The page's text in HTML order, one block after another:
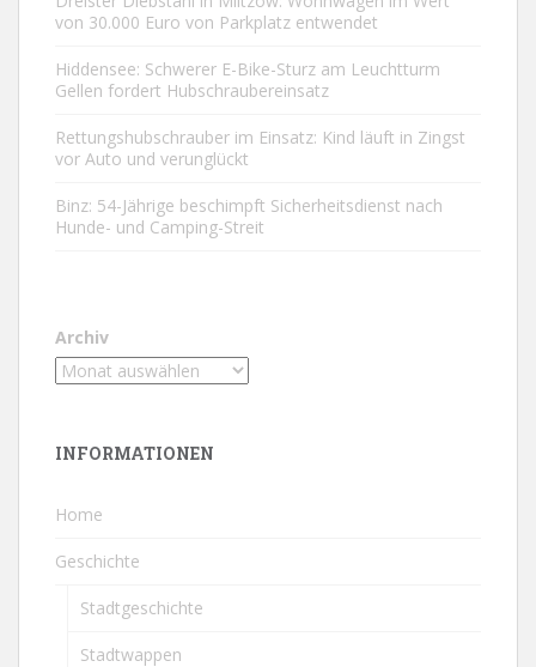
von 30.000 Euro von Parkplatz entwendet
Hiddensee: Schwerer E-Bike-Sturz am Leuchtturm
Gellen fordert Hubschraubereinsatz
Rettungshubschrauber im Einsatz: Kind läuft in Zingst
vor Auto und verunglückt
Binz: 54-Jährige beschimpft Sicherheitsdienst nach
Hunde- und Camping-Streit
Archiv
INFORMATIONEN
Home
Geschichte
Stadtgeschichte
Stadtwappen